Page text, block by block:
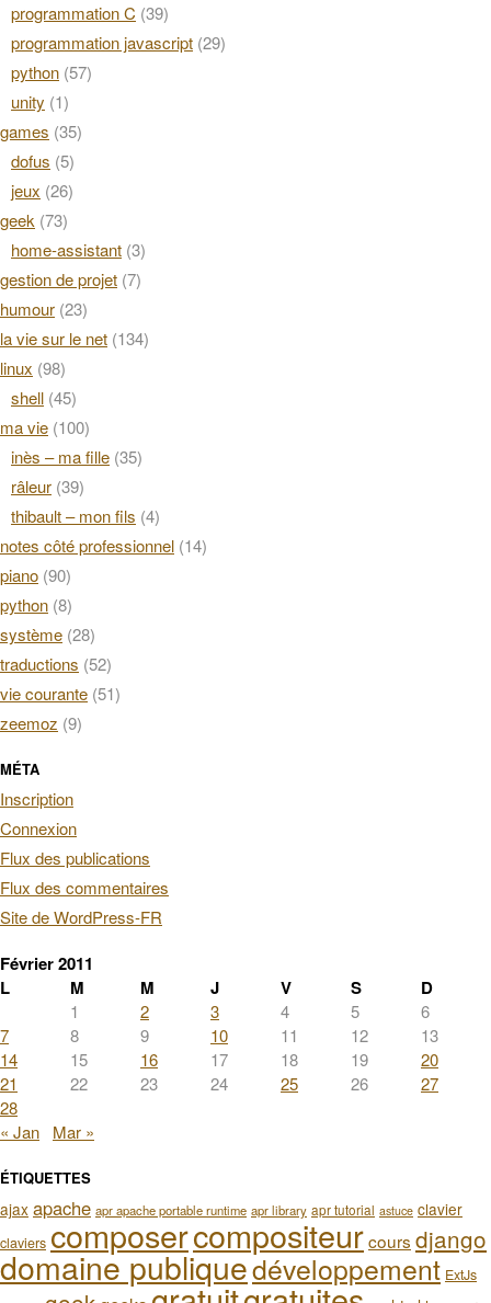
programmation C (39)
programmation javascript (29)
python (57)
unity (1)
games (35)
dofus (5)
jeux (26)
geek (73)
home-assistant (3)
gestion de projet (7)
humour (23)
la vie sur le net (134)
linux (98)
shell (45)
ma vie (100)
inès – ma fille (35)
râleur (39)
thibault – mon fils (4)
notes côté professionnel (14)
piano (90)
python (8)
système (28)
traductions (52)
vie courante (51)
zeemoz (9)
MÉTA
Inscription
Connexion
Flux des publications
Flux des commentaires
Site de WordPress-FR
Février 2011
L
M M J V S D
1 2 3 4 5
6
7
8 9 10 11 12
13
14
15 16 17 18 19
20
21
22 23 24 25 26
27
28
« Jan
Mar »
ÉTIQUETTES
ajax apache apr apache portable runtime apr library apr tutorial astuce clavier
claviers composercompositeurcours django
domaine publiquedéveloppement ExtJs